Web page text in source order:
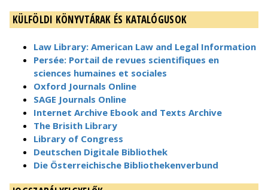
KÜLFÖLDI KÖNYVTÁRAK ÉS KATALÓGUSOK
Law Library: American Law and Legal Information
Persée: Portail de revues scientifiques en
sciences humaines et sociales
Oxford Journals Online
SAGE Journals Online
Internet Archive Ebook and Texts Archive
The Brisith Library
Library of Congress
Deutschen Digitale Bibliothek
Die Österreichische Bibliothekenverbund